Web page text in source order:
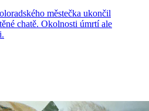
městečka ukončil
chatě. Okolnosti úmrtí ale